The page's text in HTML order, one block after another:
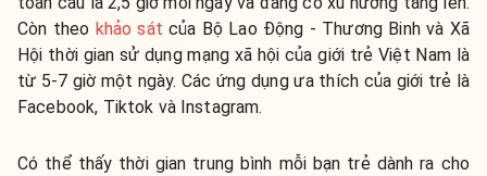
Còn theo khảo sát của Bộ Lao Động - Thương Binh và Xã
Hội thời gian sử dụng mạng xã hội của giới trẻ Việt Nam là
từ 5-7 giờ một ngày. Các ứng dụng ưa thích của giới trẻ là
Facebook, Tiktok và Instagram.
Có thể thấy thời gian trung bình mỗi bạn trẻ dành ra cho